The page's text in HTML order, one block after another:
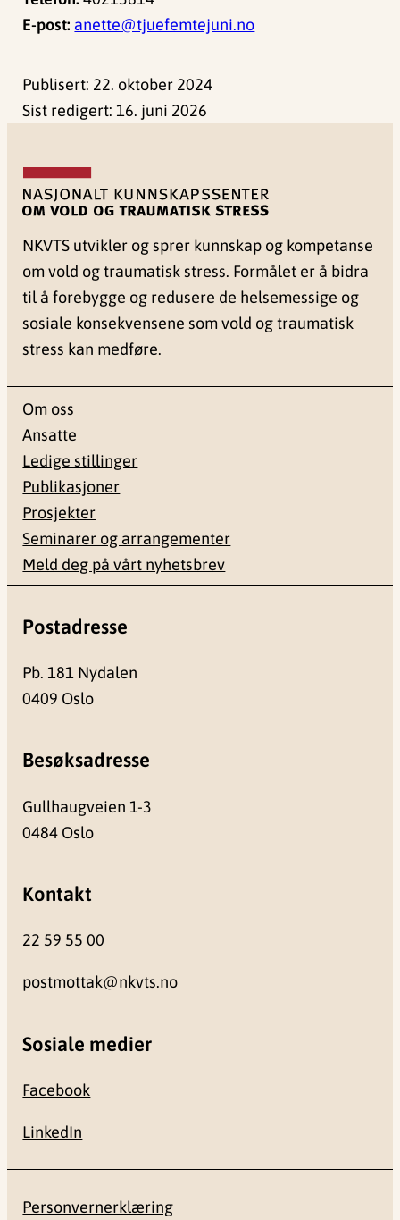
E-post: anette@tjuefemtejuni.no
Publisert: 22. oktober 2024
Sist redigert: 16. juni 2026
NKVTS utvikler og sprer kunnskap og kompetanse
om vold og traumatisk stress. Formålet er å bidra
til å forebygge og redusere de helsemessige og
sosiale konsekvensene som vold og traumatisk
stress kan medføre.
Om oss
Ansatte
Ledige stillinger
Publikasjoner
Prosjekter
Seminarer og arrangementer
Meld deg på vårt nyhetsbrev
Postadresse
Pb. 181 Nydalen
0409 Oslo
Besøksadresse
Gullhaugveien 1-3
0484 Oslo
Kontakt
22 59 55 00
postmottak@nkvts.no
Sosiale medier
Facebook
LinkedIn
Personvernerklæring